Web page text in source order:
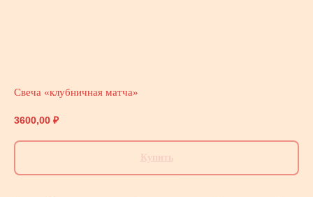
Свеча «клубничная матча»
3600,00 ₽
Купить